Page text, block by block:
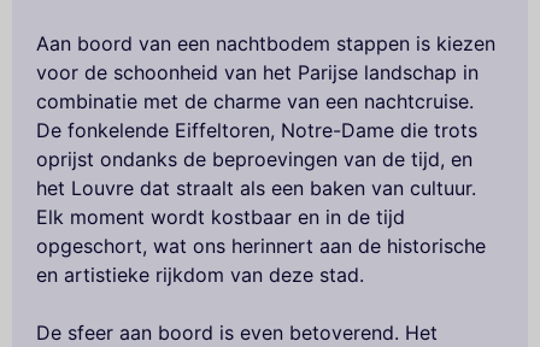
Aan boord van een nachtbodem stappen is kiezen
voor de schoonheid van het Parijse landschap in
combinatie met de charme van een nachtcruise.
De fonkelende Eiffeltoren, Notre-Dame die trots
oprijst ondanks de beproevingen van de tijd, en
het Louvre dat straalt als een baken van cultuur.
Elk moment wordt kostbaar en in de tijd
opgeschort, wat ons herinnert aan de historische
en artistieke rijkdom van deze stad.
De sfeer aan boord is even betoverend. Het